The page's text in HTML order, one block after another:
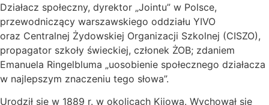
Działacz społeczny, dyrektor „Jointu” w Polsce,
przewodniczący warszawskiego oddziału YIVO
oraz Centralnej Żydowskiej Organizacji Szkolnej (CISZO),
propagator szkoły świeckiej, członek ŻOB; zdaniem
Emanuela Ringelbluma „uosobienie społecznego działacza
w najlepszym znaczeniu tego słowa”.
Urodził się w 1889 r. w okolicach Kijowa. Wychował się